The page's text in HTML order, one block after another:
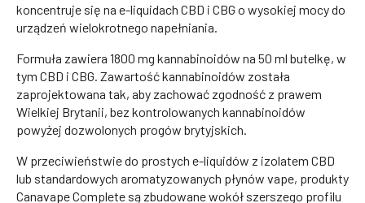
koncentruje się na e-liquidach CBD i CBG o wysokiej mocy do
urządzeń wielokrotnego napełniania.
Formuła zawiera 1800 mg kannabinoidów na 50 ml butelkę, w
tym CBD i CBG. Zawartość kannabinoidów została
zaprojektowana tak, aby zachować zgodność z prawem
Wielkiej Brytanii, bez kontrolowanych kannabinoidów
powyżej dozwolonych progów brytyjskich.
W przeciwieństwie do prostych e-liquidów z izolatem CBD
lub standardowych aromatyzowanych płynów vape, produkty
Canavape Complete są zbudowane wokół szerszego profilu